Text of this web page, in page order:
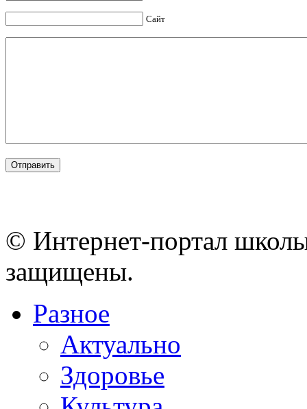
Сайт
© Интернет-портал
защищены.
Разное
Актуально
Здоровье